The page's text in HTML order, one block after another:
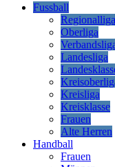
Fussball
Regionalliga
Oberliga
Landesliga
Kreisliga
Kreisklasse
Frauen
Alte Herren
Handball
Frauen